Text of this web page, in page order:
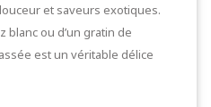
et saveurs exotiques.
blanc ou d’un gratin de
est un véritable délice